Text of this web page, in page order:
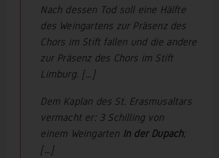
Nach dessen Tod soll eine Hälfte
des Weingartens zur Präsenz des
Chors im Stift fallen und die andere
zur Präsenz des Chors im Stift
Limburg. […]
Dem Kaplan des St. Erasmusaltars
vermacht er: 3 Schilling von
einem Weingarten In der Dupach;
[…]